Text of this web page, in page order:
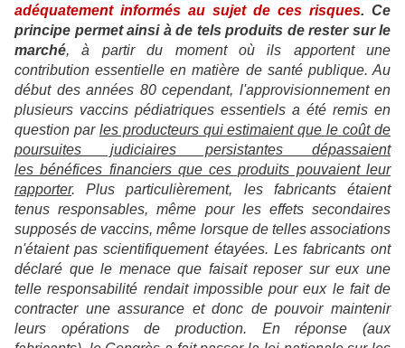
adéquatement informés au sujet de ces risques. Ce
principe permet ainsi à de tels produits de rester sur le
marché, à partir du moment où ils apportent une
contribution essentielle en matière de santé publique. Au
début des années 80 cependant, l'approvisionnement en
plusieurs vaccins pédiatriques essentiels a été remis en
question par les producteurs qui estimaient que le coût de
poursuites judiciaires persistantes dépassaient
les bénéfices financiers que ces produits pouvaient leur
rapporter. Plus particulièrement, les fabricants étaient
tenus responsables, même pour les effets secondaires
supposés de vaccins, même lorsque de telles associations
n'étaient pas scientifiquement étayées. Les fabricants ont
déclaré que le menace que faisait reposer sur eux une
telle responsabilité rendait impossible pour eux le fait de
contracter une assurance et donc de pouvoir maintenir
leurs opérations de production. En réponse (aux